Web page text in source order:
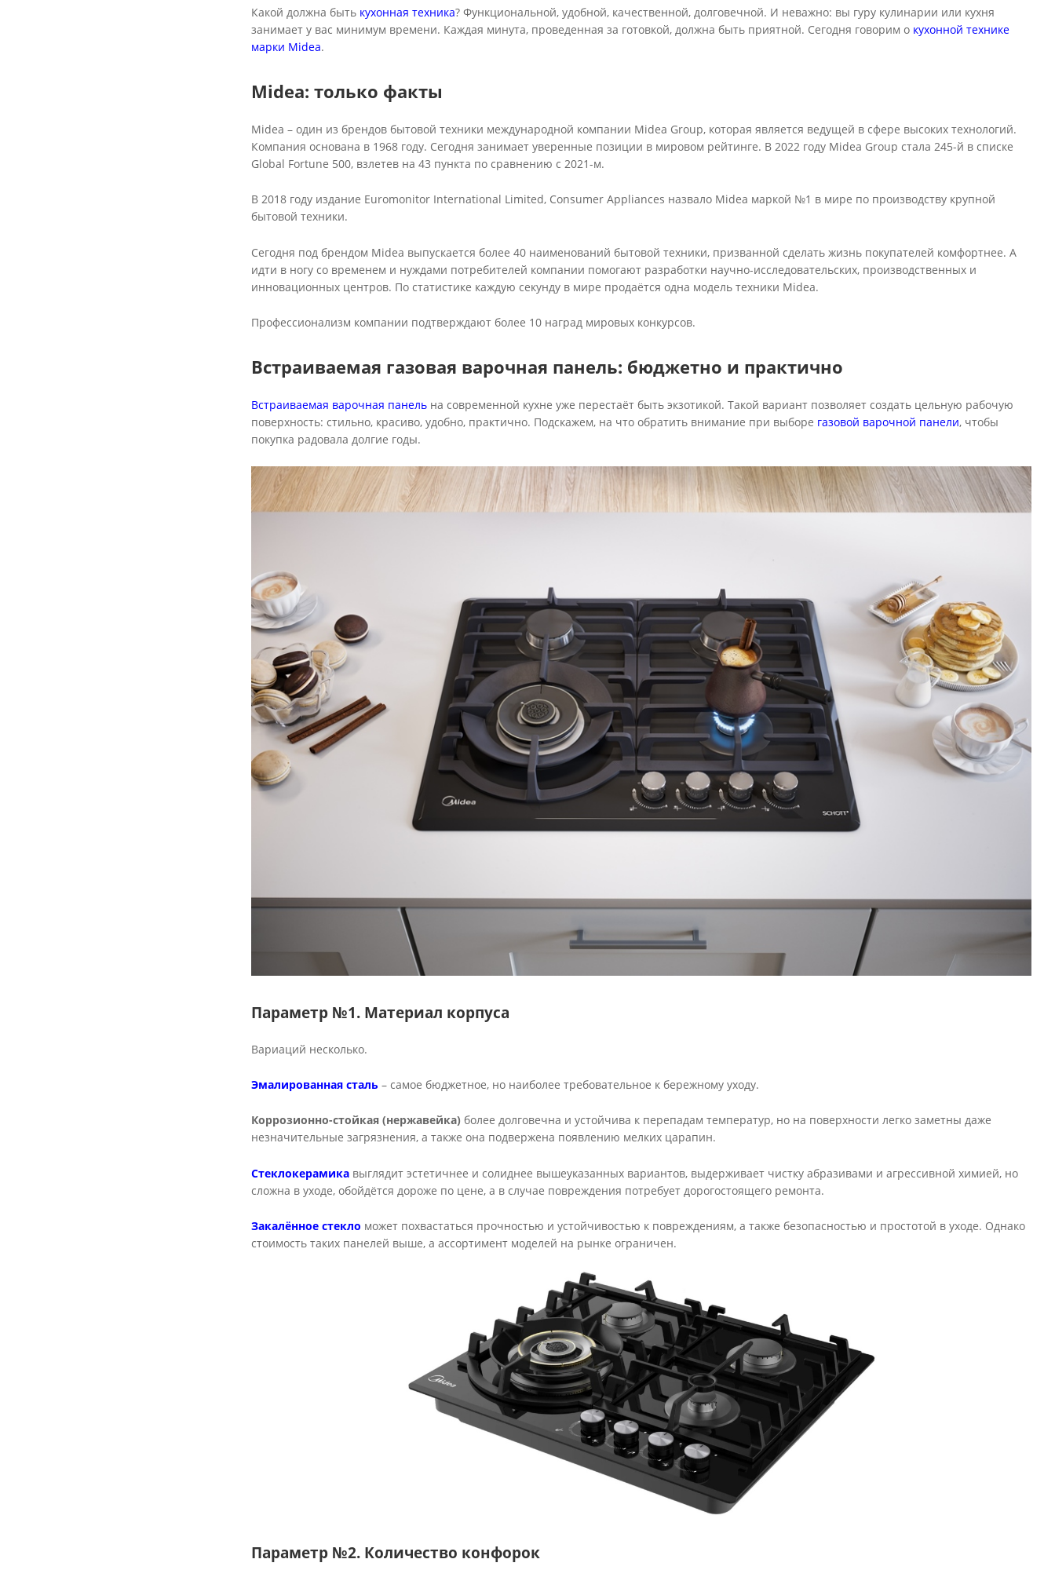
Какой должна быть кухонная техника? Функциональной, удобной, качественной, долговечной. И неважно: вы гуру кулинарии или кухня
занимает у вас минимум времени. Каждая минута, проведенная за готовкой, должна быть приятной. Сегодня говорим о кухонной технике
марки Midea.
Midea: только факты
Midea – один из брендов бытовой техники международной компании Midea Group, которая является ведущей в сфере высоких технологий.
Компания основана в 1968 году. Сегодня занимает уверенные позиции в мировом рейтинге. В 2022 году Midea Group стала 245-й в списке
Global Fortune 500, взлетев на 43 пункта по сравнению с 2021-м.
В 2018 году издание Euromonitor International Limited, Consumer Appliances назвало Midea маркой №1 в мире по производству крупной
бытовой техники.
Сегодня под брендом Midea выпускается более 40 наименований бытовой техники, призванной сделать жизнь покупателей комфортнее. А
идти в ногу со временем и нуждами потребителей компании помогают разработки научно-исследовательских, производственных и
инновационных центров. По статистике каждую секунду в мире продаётся одна модель техники Midea.
Профессионализм компании подтверждают более 10 наград мировых конкурсов.
Встраиваемая газовая варочная панель: бюджетно и практично
Встраиваемая варочная панель на современной кухне уже перестаёт быть экзотикой. Такой вариант позволяет создать цельную рабочую
поверхность: стильно, красиво, удобно, практично. Подскажем, на что обратить внимание при выборе газовой варочной панели, чтобы
покупка радовала долгие годы.
Параметр №1. Материал корпуса
Вариаций несколько.
Эмалированная сталь – самое бюджетное, но наиболее требовательное к бережному уходу.
Коррозионно-стойкая (нержавейка) более долговечна и устойчива к перепадам температур, но на поверхности легко заметны даже
незначительные загрязнения, а также она подвержена появлению мелких царапин.
Стеклокерамика выглядит эстетичнее и солиднее вышеуказанных вариантов, выдерживает чистку абразивами и агрессивной химией, но
сложна в уходе, обойдётся дороже по цене, а в случае повреждения потребует дорогостоящего ремонта.
Закалённое стекло может похвастаться прочностью и устойчивостью к повреждениям, а также безопасностью и простотой в уходе. Однако
стоимость таких панелей выше, а ассортимент моделей на рынке ограничен.
Параметр №2. Количество конфорок